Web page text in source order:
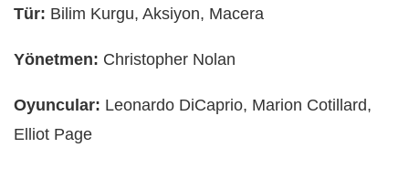
Tür: Bilim Kurgu, Aksiyon, Macera
Yönetmen: Christopher Nolan
Oyuncular: Leonardo DiCaprio, Marion Cotillard,
Elliot Page